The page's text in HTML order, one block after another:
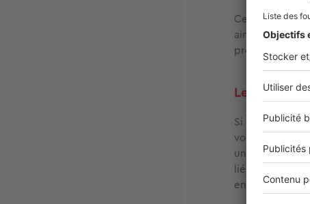
Ce soutien
ainsi se loger
Le
Si vous êtes
vous pouvez
un
liés à
en charge les